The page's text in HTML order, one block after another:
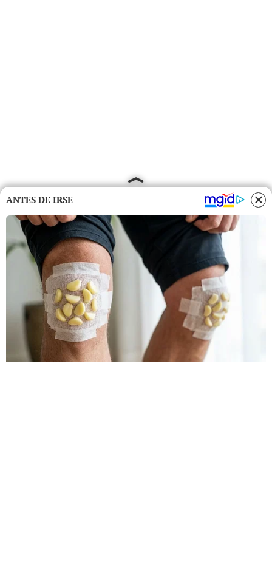
ANTES DE IRSE